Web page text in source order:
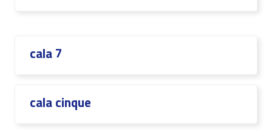
cala 7
cala cinque